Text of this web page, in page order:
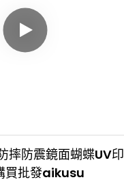
摔防震鏡面蝴蝶UV印
買批發aikusu